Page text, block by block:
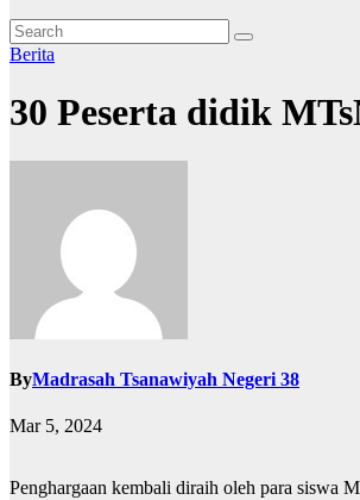
Berita
30 Peserta didik
ByMadrasah Tsanawiyah Negeri 38
Mar 5, 2024
Penghargaan kembali diraih oleh para siswa